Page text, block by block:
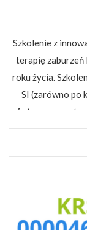
Szkolenie z
terapię zaburzeń
roku życia.
SI (zarówno po
Autorem
osoba która
Polski i jest